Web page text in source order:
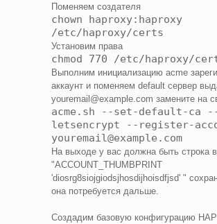
Поменяем создателя
chown haproxy:haproxy
/etc/haproxy/certs
Установим права
chmod 770 /etc/haproxy/
Выполним инициализацию acme
аккаунт и поменяем default сервер
youremail@example.com замените на
acme.sh --set-default-ca
letsencrypt --register-
youremail@example.com
На выходе у вас должна быть строка
"ACCOUNT_THUMBPRINT
'diosrg8siojgiodsjhosdijhoisdfjsd' "
она потребуется дальше.
Создадим базовую конфигурацию